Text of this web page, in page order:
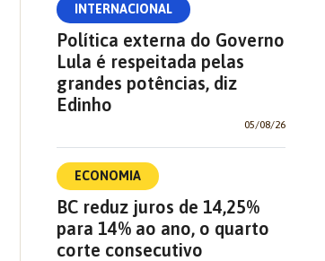
INTERNACIONAL
Política externa do Governo
Lula é respeitada pelas
grandes potências, diz
Edinho
05/08/26
ECONOMIA
BC reduz juros de 14,25%
para 14% ao ano, o quarto
corte consecutivo